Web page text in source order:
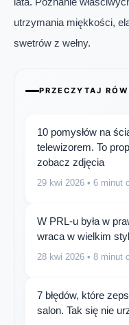
utrzymania miękkości,
swetrów z wełny.
PRZECZYTAJ
10 pomysłów na
telewizorem. To
zobacz zdjęcia
29 kwi 2026 • 6 minut
W PRL-u była w
wraca w wielkim
28 kwi 2026 • 8 minut
7 błędów, które
salon. Tak się nie